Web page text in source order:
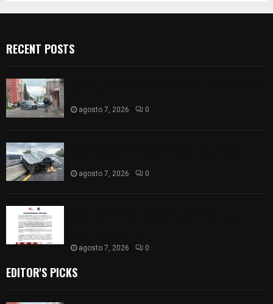
RECENT POSTS
agosto 7, 2026 0
agosto 7, 2026 0
agosto 7, 2026 0
EDITOR'S PICKS